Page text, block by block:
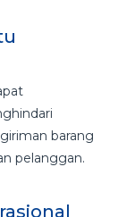
barang
pelanggan.